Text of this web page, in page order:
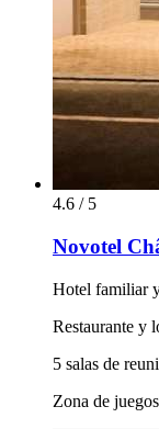
4.6 / 5
Novotel
Hotel familiar
Restaurante y
5 salas de
Zona de